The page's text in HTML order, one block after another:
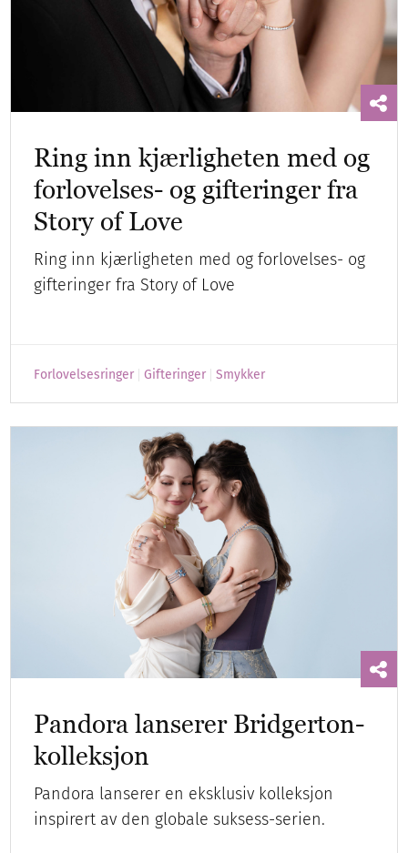
Ring inn kjærligheten med og
forlovelses- og gifteringer fra
Story of Love
Ring inn kjærligheten med og forlovelses- og
gifteringer fra Story of Love
Forlovelsesringer Gifteringer Smykker
Pandora lanserer Bridgerton-
kolleksjon
Pandora lanserer en eksklusiv kolleksjon
inspirert av den globale suksess-serien.